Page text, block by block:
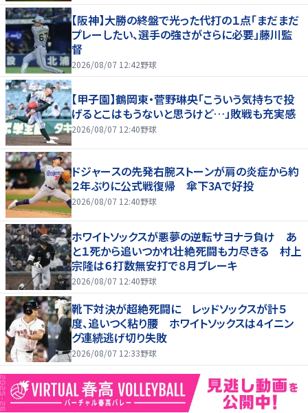
【阪神】大勝の終盤で光った代打の１点「まだまだ
プレーしたい、選手の強さがさらに必要」藤川監
督
2026/08/07 12:42野球
【甲子園】鶴岡東・菅野琳央「こういう気持ちで投
げるとこはもうないと思うけど…」敗戦も充実感
2026/08/07 12:40野球
ドジャースの先発右腕ストーンが肩の炎症から約
２年ぶりに公式戦復帰 傘下3Aで好投
2026/08/07 12:40野球
ホワイトソックスが悪夢の逆転サヨナラ負け あ
と１死から追いつかれ壮絶死闘も力尽きる 村上
宗隆は６打数無安打で８月ブレーキ
2026/08/07 12:40野球
靴下対決が超絶死闘に レッドソックスが計５
度、追いつく粘り腰 ホワイトソックスは４イニン
グ連続逃げ切り失敗
2026/08/07 12:33野球